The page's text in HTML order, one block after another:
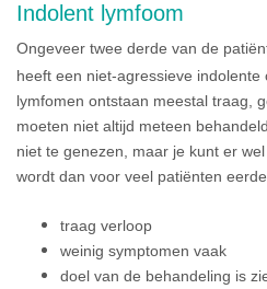
Indolent lymfoom
Ongeveer twee derde van de
heeft een niet-agressieve
lymfomen ontstaan meestal traag,
moeten niet altijd meteen
niet te genezen, maar je kunt er
wordt dan voor veel patiënten
traag verloop
weinig symptomen vaak
doel van de behandeling is